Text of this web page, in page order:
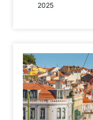
2025